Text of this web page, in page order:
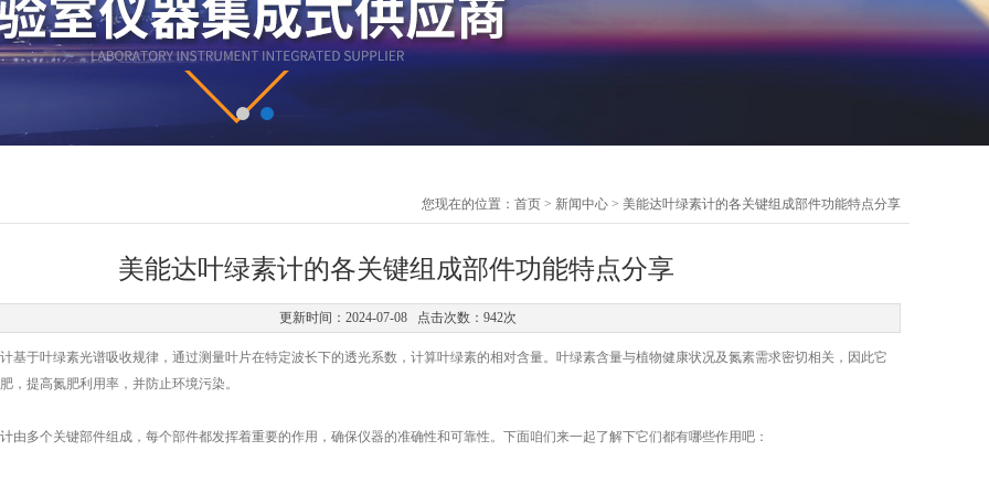
您现在的位置： 首页 > 新闻中心 > 美能达叶绿素计的各关键组成部件功能特点分享
美能达叶绿素计的各关键组成部件功能特点分享
更新时间：2024-07-08 点击次数：942次
叶绿素光谱吸收规律，通过测量叶片在特定波长下的透光系数，计算叶绿素的相对含量。叶绿素含量与植物健康状况及氮素需求密切相关，因此它
，提高氮肥利用率，并防止环境污染。
由多个关键部件组成，每个部件都发挥着重要的作用，确保仪器的准确性和可靠性。下面咱们来一起了解下它们都有哪些作用吧：